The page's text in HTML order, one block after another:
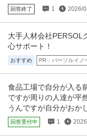
回答終了 1 2026/
大手人材会社PERSOL
心サポート！
おすすめ PR：パーソルイノ
食品工場で自分が入る
ですが周りの人達が平
うんですが自分がおか
回答受付中 1